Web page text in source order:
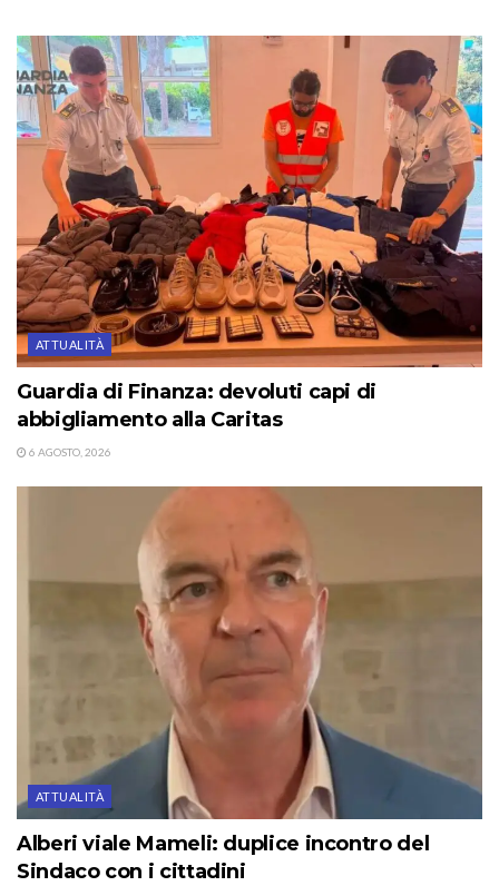
ATTUALITÀ
Guardia di Finanza: devoluti capi di
abbigliamento alla Caritas
6 AGOSTO, 2026
ATTUALITÀ
Alberi viale Mameli: duplice incontro del
Sindaco con i cittadini